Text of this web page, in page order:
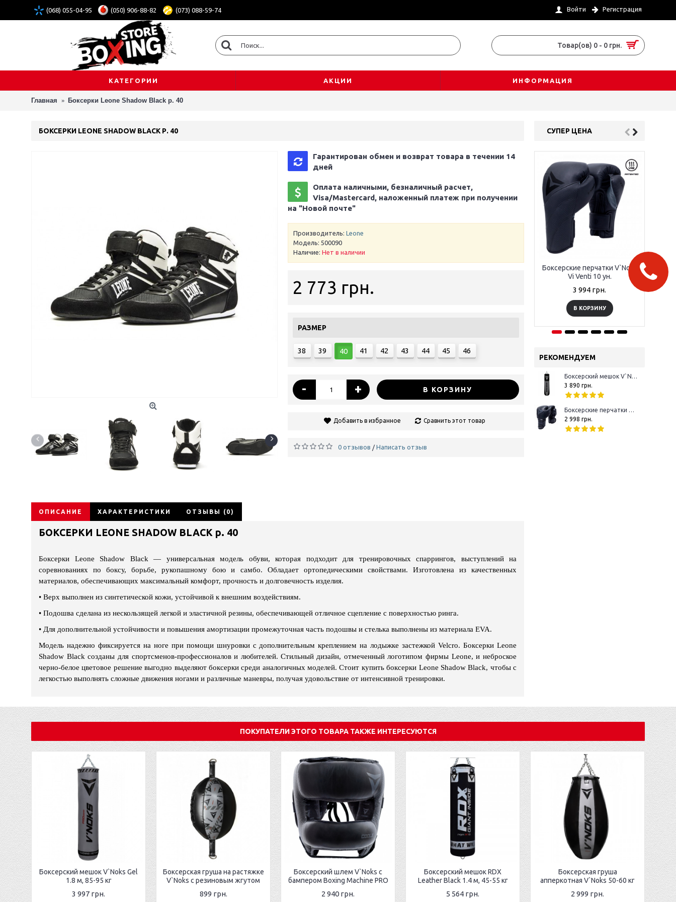
(068) 055-04-95 (050) 906-88-82 (073) 088-59-74 Войти Регистрация
Товар(ов) 0 - 0 грн.
КАТЕГОРИИ АКЦИИ ИНФОРМАЦИЯ
Главная Боксерки Leone Shadow Black р. 40
СУПЕР ЦЕНА
Боксерские перчатки V`Noks
Vi Venti 10 ун.
3 994 грн.
В КОРЗИНУ
РЕКОМЕНДУЕМ
Боксерский мешок V`Noks Boxing Machine Black 1.5 м 50-60 кг
3 890 грн.
Боксерские перчатки V`Noks Boxing Machine 10 oz
2 998 грн.
БОКСЕРКИ LEONE SHADOW BLACK Р. 40
Гарантирован обмен и возврат товара в течении 14
дней
Оплата наличными, безналичный расчет,
Visa/Mastercard, наложенный платеж при получении
на "Новой почте"
Производитель: Leone
Модель: 500090
Наличие: Нет в наличии
2 773 грн.
РАЗМЕР
38 39 40 41 42 43 44 45 46
- + В КОРЗИНУ
Добавить в избранное Сравнить этот товар
0 отзывов / Написать отзыв
ОПИСАНИЕ ХАРАКТЕРИСТИКИ ОТЗЫВЫ (0)
БОКСЕРКИ LEONE SHADOW BLACK р. 40
Боксерки Leone Shadow Black — универсальная модель обуви, которая подходит для тренировочных спаррингов, выступлений на
соревнованиях по боксу, борьбе, рукопашному бою и самбо. Обладает ортопедическими свойствами. Изготовлена из качественных
материалов, обеспечивающих максимальный комфорт, прочность и долговечность изделия.
• Верх выполнен из синтетической кожи, устойчивой к внешним воздействиям.
• Подошва сделана из нескользящей легкой и эластичной резины, обеспечивающей отличное сцепление с поверхностью ринга.
• Для дополнительной устойчивости и повышения амортизации промежуточная часть подошвы и стелька выполнены из материала EVA.
Модель надежно фиксируется на ноге при помощи шнуровки с дополнительным креплением на лодыжке застежкой Velcro. Боксерки Leone
Shadow Black созданы для спортсменов-профессионалов и любителей. Стильный дизайн, отмеченный логотипом фирмы Leone, и неброское
черно-белое цветовое решение выгодно выделяют боксерки среди аналогичных моделей. Стоит купить боксерки Leone Shadow Black, чтобы с
легкостью выполнять сложные движения ногами и различные маневры, получая удовольствие от интенсивной тренировки.
ПОКУПАТЕЛИ ЭТОГО ТОВАРА ТАКЖЕ ИНТЕРЕСУЮТСЯ
Боксерский мешок V`Noks Gel
1.8 м, 85-95 кг
3 997 грн.
Боксерская груша на растяжке
V`Noks с резиновым жгутом
899 грн.
Боксерский шлем V`Noks с
бампером Boxing Machine PRO
2 940 грн.
Боксерский мешок RDX
Leather Black 1.4 м, 45-55 кг
5 564 грн.
Боксерская груша
апперкотная V`Noks 50-60 кг
2 999 грн.